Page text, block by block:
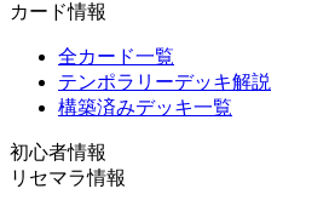
カード情報
全カード一覧
テンポラリーデッキ解説
構築済みデッキ一覧
初心者情報
リセマラ情報